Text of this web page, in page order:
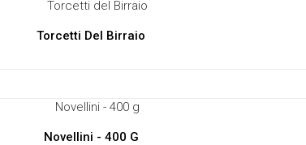
Torcetti Del Birraio
Novellini - 400 G